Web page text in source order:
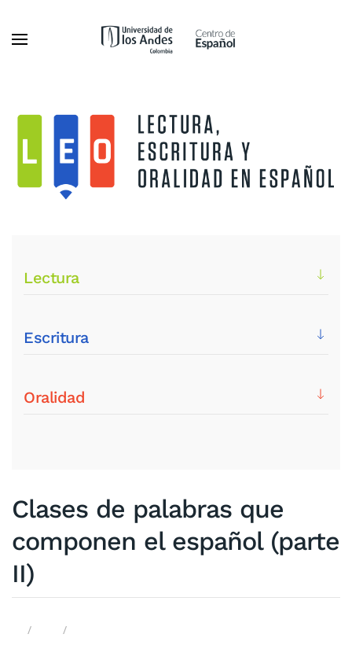
Ir al contenido principal
Lectura
Escritura
Oralidad
Clases de palabras que
componen el español (parte
II)